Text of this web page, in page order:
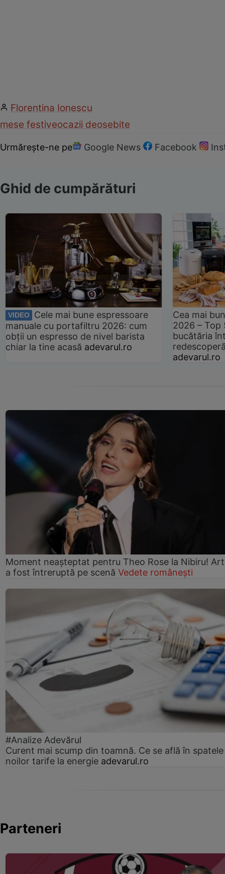
Florentina Ionescu
mese festiveocazii deosebite
Urmărește-ne pe Google News Facebook
Ghid de cumpărături
VIDEO
Cele mai bune espressoare
manuale cu portafiltru 2026: cum
obții un espresso de nivel barista
chiar la tine acasă adevarul.ro
Cea mai
2026 –
bucătăria
adevarul.ro
Moment neașteptat pentru Theo Rose la Nibiru!
a fost întreruptă pe scenă Vedete românești
#Analize Adevărul
Curent mai scump din toamnă. Ce se află în spatele
noilor tarife la energie adevarul.ro
Parteneri